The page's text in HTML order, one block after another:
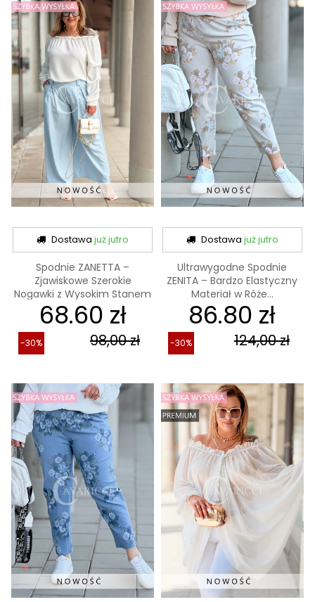
Dostawajuż jutro
Spodnie ZANETTA –
Zjawiskowe Szerokie
Nogawki z Wysokim Stanem
w...
68.60 zł
98,00 zł
-30%
Dostawa już jutro
Ultrawygodne Spodnie
ZENITA – Bardzo Elastyczny
Materiał w Róże...
86.80 zł
124,00 zł
-30%